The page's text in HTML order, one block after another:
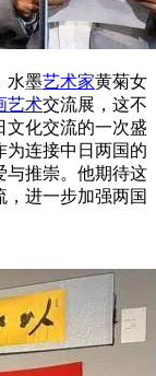
水墨艺术家黄菊女
艺术交流展，这不
文化交流的一次盛
为连接中日两国的
与推崇。他期待这
，进一步加强两国